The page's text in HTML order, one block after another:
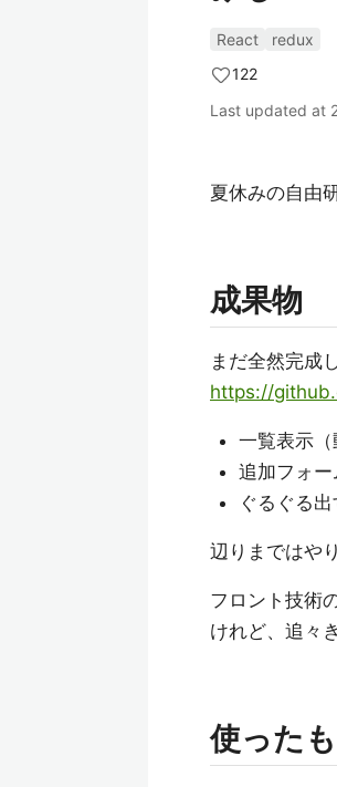
React
redux
122
Last updated at
夏休みの自由
成果物
まだ全然完成
https://
一覧表示（
追加フォー
ぐるぐる出
辺りまではや
フロント技術
けれど、追々
使った